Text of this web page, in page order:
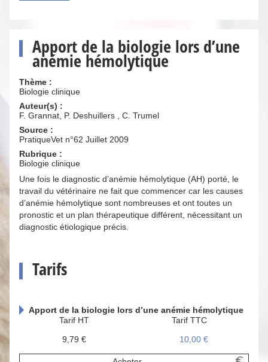
Apport de la biologie lors d’une
anémie hémolytique
Thème :
Biologie clinique
Auteur(s) :
F. Grannat, P. Deshuillers , C. Trumel
Source :
PratiqueVet n°62 Juillet 2009
Rubrique :
Biologie clinique
Une fois le diagnostic d’anémie hémolytique (AH) porté, le
travail du vétérinaire ne fait que commencer car les causes
d’anémie hémolytique sont nombreuses et ont toutes un
pronostic et un plan thérapeutique différent, nécessitant un
diagnostic étiologique précis.
Tarifs
Apport de la biologie lors d’une anémie hémolytique
Tarif HT
9,79 €
Tarif TTC
10,00 €